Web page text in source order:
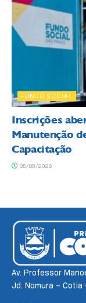
FUNDO SOCIAL
Inscrições
Manutenção
Capacitação
05/08/2026
Av. Professor
Jd. Nomura – Cotia